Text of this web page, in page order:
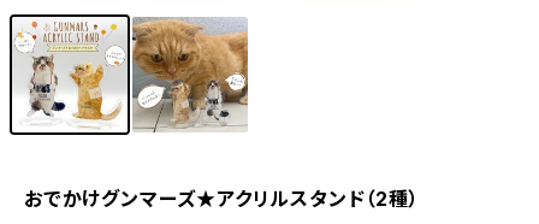
おでかけグンマーズ★アクリルスタンド（2種）